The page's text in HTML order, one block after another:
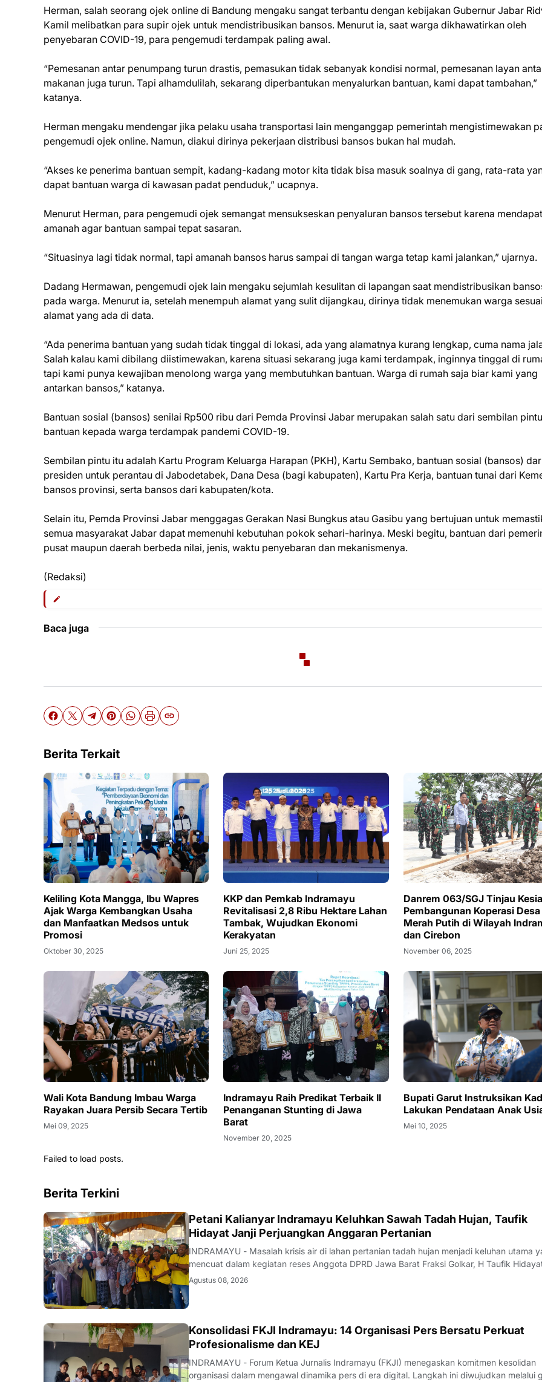
Herman, salah seorang ojek online di Bandung mengaku sangat terbantu dengan kebijakan Gubernur Jabar
Kamil melibatkan para supir ojek untuk mendistribusikan bansos. Menurut ia, saat warga dikhawatirkan oleh
penyebaran COVID-19, para pengemudi terdampak paling awal.
“Pemesanan antar penumpang turun drastis, pemasukan tidak sebanyak kondisi normal, pemesanan layan
makanan juga turun. Tapi alhamdulilah, sekarang diperbantukan menyalurkan bantuan, kami dapat tambahan,”
katanya.
Herman mengaku mendengar jika pelaku usaha transportasi lain menganggap pemerintah mengistimewakan
pengemudi ojek online. Namun, diakui dirinya pekerjaan distribusi bansos bukan hal mudah.
“Akses ke penerima bantuan sempit, kadang-kadang motor kita tidak bisa masuk soalnya di gang, rata-rata
dapat bantuan warga di kawasan padat penduduk,” ucapnya.
Menurut Herman, para pengemudi ojek semangat mensukseskan penyaluran bansos tersebut karena mendapat
amanah agar bantuan sampai tepat sasaran.
“Situasinya lagi tidak normal, tapi amanah bansos harus sampai di tangan warga tetap kami jalankan,” ujarnya.
Dadang Hermawan, pengemudi ojek lain mengaku sejumlah kesulitan di lapangan saat mendistribusikan
pada warga. Menurut ia, setelah menempuh alamat yang sulit dijangkau, dirinya tidak menemukan warga sesuai
alamat yang ada di data.
“Ada penerima bantuan yang sudah tidak tinggal di lokasi, ada yang alamatnya kurang lengkap, cuma nama
Salah kalau kami dibilang diistimewakan, karena situasi sekarang juga kami terdampak, inginnya tinggal di
tapi kami punya kewajiban menolong warga yang membutuhkan bantuan. Warga di rumah saja biar kami yang
antarkan bansos,” katanya.
Bantuan sosial (bansos) senilai Rp500 ribu dari Pemda Provinsi Jabar merupakan salah satu dari sembilan pintu
bantuan kepada warga terdampak pandemi COVID-19.
Sembilan pintu itu adalah Kartu Program Keluarga Harapan (PKH), Kartu Sembako, bantuan sosial (bansos)
presiden untuk perantau di Jabodetabek, Dana Desa (bagi kabupaten), Kartu Pra Kerja, bantuan tunai dari
bansos provinsi, serta bansos dari kabupaten/kota.
Selain itu, Pemda Provinsi Jabar menggagas Gerakan Nasi Bungkus atau Gasibu yang bertujuan untuk
semua masyarakat Jabar dapat memenuhi kebutuhan pokok sehari-harinya. Meski begitu, bantuan dari
pusat maupun daerah berbeda nilai, jenis, waktu penyebaran dan mekanismenya.
(Redaksi)
Baca juga
Berita Terkait
Keliling Kota Mangga, Ibu Wapres
Ajak Warga Kembangkan Usaha
dan Manfaatkan Medsos untuk
Promosi
Oktober 30, 2025
KKP dan Pemkab Indramayu
Revitalisasi 2,8 Ribu Hektare Lahan
Tambak, Wujudkan Ekonomi
Kerakyatan
Juni 25, 2025
Danrem 063/SGJ Tinjau
Pembangunan Koperasi Desa
Merah Putih di Wilayah
dan Cirebon
November 06, 2025
Wali Kota Bandung Imbau Warga
Rayakan Juara Persib Secara Tertib
Mei 09, 2025
Indramayu Raih Predikat Terbaik II
Penanganan Stunting di Jawa
Barat
November 20, 2025
Bupati Garut Instruksikan
Lakukan Pendataan Anak
Mei 10, 2025
Failed to load posts.
Berita Terkini
Petani Kalianyar Indramayu Keluhkan Sawah Tadah Hujan, Taufik
Hidayat Janji Perjuangkan Anggaran Pertanian
INDRAMAYU - Masalah krisis air di lahan pertanian tadah hujan menjadi keluhan utama
mencuat dalam kegiatan reses Anggota DPRD Jawa Barat Fraksi Golkar, H Taufik
Desa Krangkeng, Kecamatan Krangkeng, Kabupaten Indramayu, Sabtu (08/08/
Agustus 08, 2026
Konsolidasi FKJI Indramayu: 14 Organisasi Pers Bersatu Perkuat
Profesionalisme dan KEJ
INDRAMAYU - Forum Ketua Jurnalis Indramayu (FKJI) menegaskan komitmen kesolidan
organisasi dalam mengawal dinamika pers di era digital. Langkah ini diwujudkan melalui